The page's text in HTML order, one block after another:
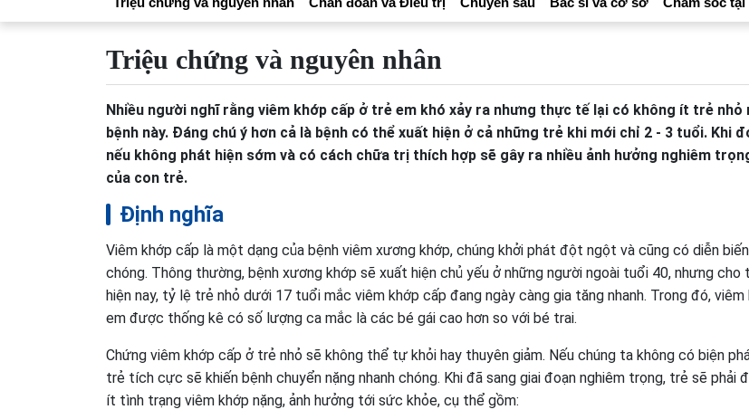
Triệu chứng và nguyên nhân
Nhiều người nghĩ rằng viêm khớp cấp ở trẻ em khó xảy ra nhưng thực tế lại có không ít trẻ nhỏ
bệnh này. Đáng chú ý hơn cả là bệnh có thể xuất hiện ở cả những trẻ khi mới chỉ 2 - 3 tuổi. Khi
nếu không phát hiện sớm và có cách chữa trị thích hợp sẽ gây ra nhiều ảnh hưởng nghiêm
của con trẻ.
Định nghĩa
Viêm khớp cấp là một dạng của bệnh viêm xương khớp, chúng khởi phát đột ngột và cũng có diễn biến
chóng. Thông thường, bệnh xương khớp sẽ xuất hiện chủ yếu ở những người ngoài tuổi 40, nhưng
hiện nay, tỷ lệ trẻ nhỏ dưới 17 tuổi mắc viêm khớp cấp đang ngày càng gia tăng nhanh. Trong đó,
em được thống kê có số lượng ca mắc là các bé gái cao hơn so với bé trai.
Chứng viêm khớp cấp ở trẻ nhỏ sẽ không thể tự khỏi hay thuyên giảm. Nếu chúng ta không có biện
trẻ tích cực sẽ khiến bệnh chuyển nặng nhanh chóng. Khi đã sang giai đoạn nghiêm trọng, trẻ sẽ phải
ít tình trạng viêm khớp nặng, ảnh hưởng tới sức khỏe, cụ thể gồm: